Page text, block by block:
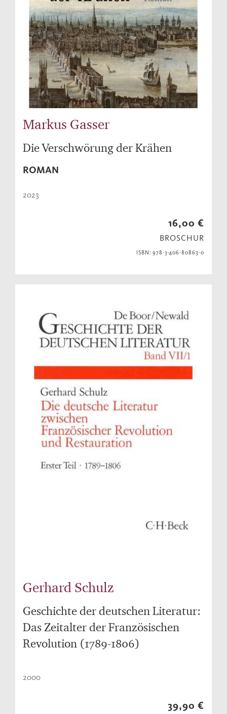
Markus Gasser
Die Verschwörung der Krähen
ROMAN
2023
16,00 €
BROSCHUR
ISBN: 978-3-406-80863-0
Gerhard Schulz
Geschichte der deutschen Literatur:
Das Zeitalter der Französischen
Revolution (1789-1806)
2000
39,90 €